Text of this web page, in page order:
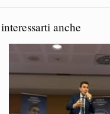
anche